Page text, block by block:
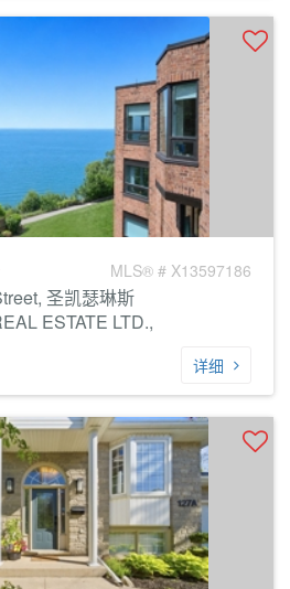
MLS® # X13597186
圣凯瑟琳斯
ESTATE LTD.,
详细